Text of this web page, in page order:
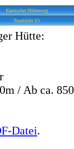
Karnischer Höhenweg
Tourbilder E5
Hütte:
/ Ab ca.
Datei.